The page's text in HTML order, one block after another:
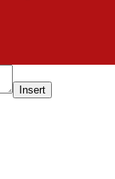
Insert